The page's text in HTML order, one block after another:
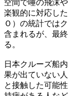
空間で唾の飛沫
楽観的に対応し
Ｏ）の統計では
含まれるが、最
る。
日本クルーズ船
果が出ていない
と接触した可能